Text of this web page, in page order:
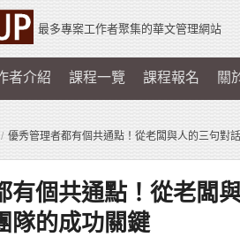
最多專案工作者聚集的華文管理網站
者介紹 課程一覽 課程報名 關
優秀管理者都有個共通點！從老闆與人的三句對
有個共通點！從老闆
隊的成功關鍵